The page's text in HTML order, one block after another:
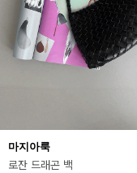
마지아룩
로잔 드래곤 백